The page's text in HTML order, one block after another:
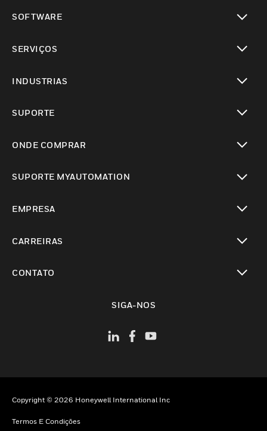
SOFTWARE
SERVIÇOS
INDUSTRIAS
SUPORTE
ONDE COMPRAR
SUPORTE MYAUTOMATION
EMPRESA
CARREIRAS
CONTATO
SIGA-NOS
Copyright © 2026 Honeywell International Inc
Termos E Condições